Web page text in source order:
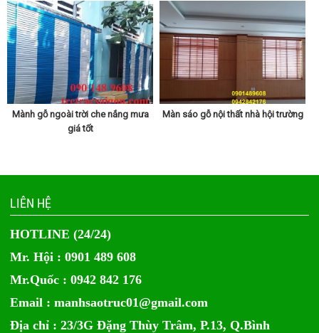
Mành gỗ ngoài trời che nắng mưa
giá tốt
Màn sáo gỗ nội thất nhà hội trường
LIÊN HỆ
HOTLINE (24/24)
Mr. Hội : 0901 489 608
Mr.Quốc : 0942 842 176
Email :manhsaotruc01@gmail.com
Địa chỉ : 23/3G Đặng Thùy Trâm, P.13, Q.Bình